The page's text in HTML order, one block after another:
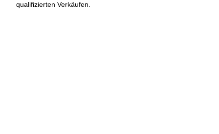
qualifizierten Verkäufen.